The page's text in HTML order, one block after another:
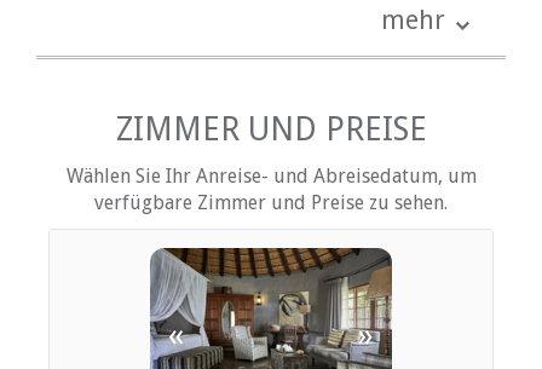
Schreibtisch
Internetverbindung (drahtlos)
Terrasse / Veranda / Balkon
Rauchen: nicht erlaubt
Tee- und Kaffeekocher
EINRICHTUNGEN AUF DEM GELÄNDE
Klimaanlage
Zimmerreinigung (täglich)
Wäscheservice
mehr
ZIMMER UND PREISE
Wählen Sie Ihr Anreise- und Abreisedatum, um
verfügbare Zimmer und Preise zu sehen.
« »